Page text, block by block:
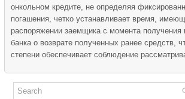
онкольном кредите, не определяя
погашения, четко устанав­ливает время,
распоряжении заемщика с момента
банка о возврате полученных ранее средств,
степени обеспечивает соблюдение